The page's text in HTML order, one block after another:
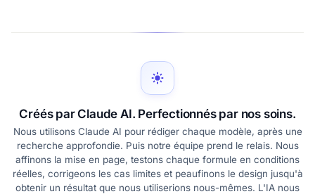
Créés par Claude AI. Perfectionnés par nos soins.
Nous utilisons Claude AI pour rédiger chaque modèle, après une
recherche approfondie. Puis notre équipe prend le relais. Nous
affinons la mise en page, testons chaque formule en conditions
réelles, corrigeons les cas limites et peaufinons le design jusqu'à
obtenir un résultat que nous utiliserions nous-mêmes. L'IA nous